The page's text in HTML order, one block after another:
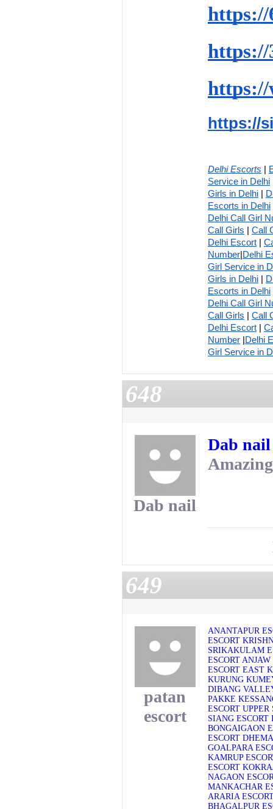
https://
https://
https://
https://
Delhi Escorts
Service in Delhi
Girls in Delhi
Escorts in Delhi
Delhi Call Girl
Call Girls
Call
Delhi Escort
Number Delhi
Girl Service in
Girls in Delhi
Escorts in Delhi
Delhi Call Girl
Call Girls
Call
Delhi Escort
Number
Delhi
Girl Service in
648
Dab nail
Dab nail
649
patan
escort
ANANTAPUR
ESCORT
SRIKAKULAM
ESCORT ANJAW
ESCORT EAST
KURUNG
DIBANG
PAKKE
ESCORT UPPER
SIANG ESCORT
BONGAIGAON
ESCORT
GOALPARA
KAMRUP
ESCORT
NAGAON
MANKACHAR
ARARIA
BHAGALPUR